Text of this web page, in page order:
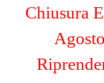
Chiusura